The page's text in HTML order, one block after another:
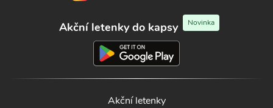
Akční letenky do kapsy Novinka
Akční letenky